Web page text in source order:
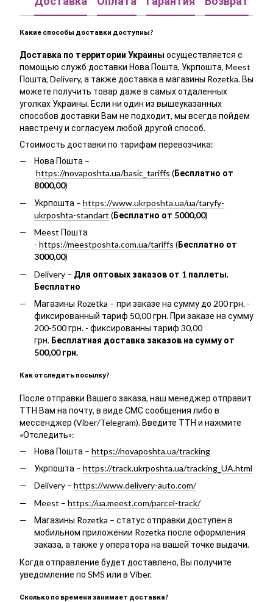
Какие способы доставки доступны?
Доставка по территории Украины осуществляется с
помощью служб доставки Нова Пошта, Укрпошта, Meest
Пошта, Delivery, а также доставка в магазины Rozetka. Вы
можете получить товар даже в самых отдаленных
уголках Украины. Если ни один из вышеуказанных
способов доставки Вам не подходит, мы всегда пойдем
навстречу и согласуем любой другой способ.
Стоимость доставки по тарифам перевозчика:
Нова Пошта –
https://novaposhta.ua/basic_tariffs (Бесплатно от
8000,00)
Укрпошта – https://www.ukrposhta.ua/ua/taryfy-
ukrposhta-standart (Бесплатно от 5000,00)
Meest Пошта
- https://meestposhta.com.ua/tariffs (Бесплатно от
3000,00)
Delivery – Для оптовых заказов от 1 паллеты.
Бесплатно
Магазины Rozetka – при заказе на сумму до 200 грн. -
фиксированный тариф 50,00 грн. При заказе на сумму
200-500 грн. - фиксированны тариф 30,00
грн. Бесплатная доставка заказов на сумму от
500,00 грн.
Как отследить посылку?
После отправки Вашего заказа, наш менеджер отправит
ТТН Вам на почту, в виде СМС сообщения либо в
мессенджер (Viber/Telegram). Введите ТТН и нажмите
«Отследить»:
Нова Пошта – https://novaposhta.ua/tracking
Укрпошта – https://track.ukrposhta.ua/tracking_UA.html
Delivery – https://www.delivery-auto.com/
Meest – https://ua.meest.com/parcel-track/
Магазины Rozetka – статус отправки доступен в
мобильном приложении Rozetka после оформления
заказа, а также у оператора на вашей точке выдачи.
Когда отправление будет доставлено, Вы получите
уведомление по SMS или в Viber.
Сколько по времени занимает доставка?